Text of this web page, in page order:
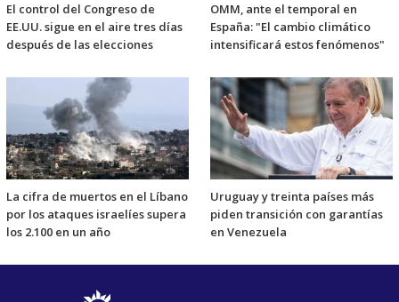
El control del Congreso de
EE.UU. sigue en el aire tres días
después de las elecciones
OMM, ante el temporal en
España: "El cambio climático
intensificará estos fenómenos"
La cifra de muertos en el Líbano
por los ataques israelíes supera
los 2.100 en un año
Uruguay y treinta países más
piden transición con garantías
en Venezuela